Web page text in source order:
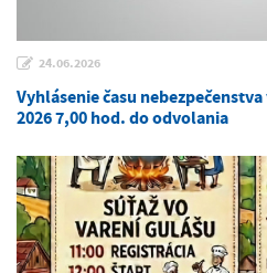
24.06.2026
Vyhlásenie času
2026 7,00 hod. do odvolania